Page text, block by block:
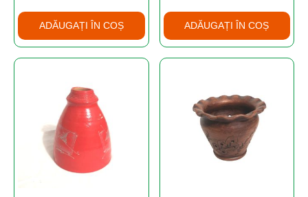
ADĂUGAȚI ÎN COȘ ADĂUGAȚI ÎN COȘ